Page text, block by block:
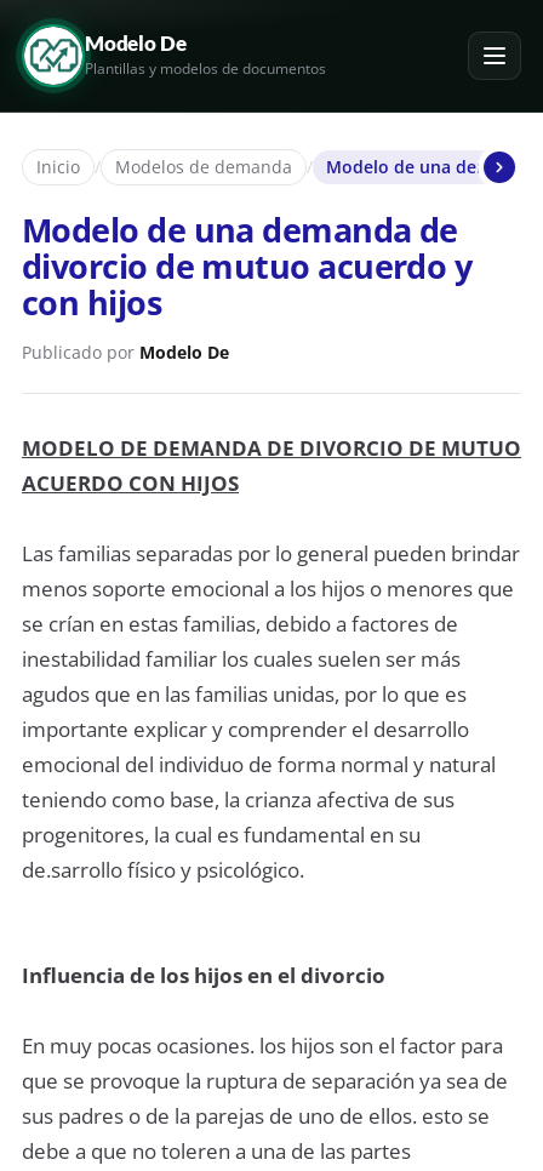
Modelo De
Plantillas y modelos de documentos
Inicio / Modelos de demanda / Modelo de una
Modelo de una demanda de
divorcio de mutuo acuerdo y
con hijos
Publicado por Modelo De
MODELO DE DEMANDA DE DIVORCIO DE MUTUO
ACUERDO CON HIJOS
Las familias separadas por lo general pueden brindar
menos soporte emocional a los hijos o menores que
se crían en estas familias, debido a factores de
inestabilidad familiar los cuales suelen ser más
agudos que en las familias unidas, por lo que es
importante explicar y comprender el desarrollo
emocional del individuo de forma normal y natural
teniendo como base, la crianza afectiva de sus
progenitores, la cual es fundamental en su
de.sarrollo físico y psicológico.
Influencia de los hijos en el divorcio
En muy pocas ocasiones. los hijos son el factor para
que se provoque la ruptura de separación ya sea de
sus padres o de la parejas de uno de ellos. esto se
debe a que no toleren a una de las partes